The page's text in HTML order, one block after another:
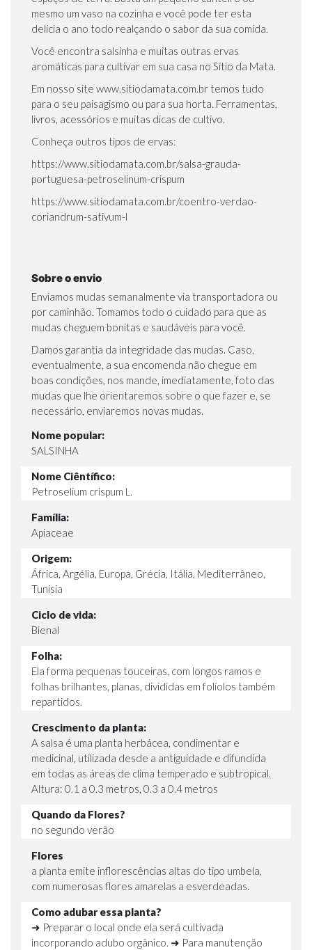
mesmo um vaso na cozinha e você pode ter esta
delícia o ano todo realçando o sabor da sua comida.
Você encontra salsinha e muitas outras ervas
aromáticas para cultivar em sua casa no Sítio da Mata.
Em nosso site www.sitiodamata.com.br temos tudo
para o seu paisagismo ou para sua horta. Ferramentas,
livros, acessórios e muitas dicas de cultivo.
Conheça outros tipos de ervas:
https://www.sitiodamata.com.br/salsa-grauda-
portuguesa-petroselinum-crispum
https://www.sitiodamata.com.br/coentro-verdao-
coriandrum-sativum-l
Sobre o envio
Enviamos mudas semanalmente via transportadora ou
por caminhão. Tomamos todo o cuidado para que as
mudas cheguem bonitas e saudáveis para você.
Damos garantia da integridade das mudas. Caso,
eventualmente, a sua encomenda não chegue em
boas condições, nos mande, imediatamente, foto das
mudas que lhe orientaremos sobre o que fazer e, se
necessário, enviaremos novas mudas.
Nome popular:
SALSINHA
Nome Ciêntífico:
Petroselium crispum L.
Família:
Apiaceae
Origem:
África, Argélia, Europa, Grécia, Itália, Mediterrâneo,
Tunísia
Ciclo de vida:
Bienal
Folha:
Ela forma pequenas touceiras, com longos ramos e
folhas brilhantes, planas, divididas em folíolos também
repartidos.
Crescimento da planta:
A salsa é uma planta herbácea, condimentar e
medicinal, utilizada desde a antiguidade e difundida
em todas as áreas de clima temperado e subtropical.
Altura: 0.1 a 0.3 metros, 0.3 a 0.4 metros
Quando da Flores?
no segundo verão
Flores
a planta emite inflorescências altas do tipo umbela,
com numerosas flores amarelas a esverdeadas.
Como adubar essa planta?
➜ Preparar o local onde ela será cultivada
incorporando adubo orgânico. ➜ Para manutenção